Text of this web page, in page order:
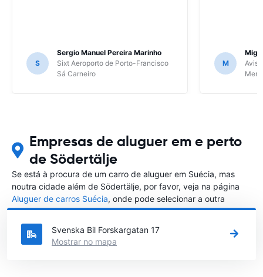
S
Sergio Manuel Pereira Marinho
Sixt Aeroporto de Porto-Francisco
Sá Carneiro
M
Avis
Empresas de aluguer em e perto
de Södertälje
Se está à procura de um carro de aluguer em Suécia, mas
noutra cidade além de Södertälje, por favor, veja na página
Aluguer de carros Suécia, onde pode selecionar a outra
cidade em Suécia que gostaria de alugar um carro
Svenska Bil Forskargatan 17
Mostrar no mapa